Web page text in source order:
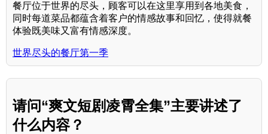
餐厅位于世界的尽头，顾客可以在这里享用到各地美食，
同时每道菜品都蕴含着客户的情感故事和回忆，使得就餐
体验既美味又富有情感深度。
世界尽头的餐厅第一季
请问“爽文短剧凌霄全集”主要讲述了
什么内容？